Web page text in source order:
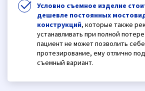
Условно съемное изделие
дешевле постоянных
конструкций, которые также
устанавливать при полной
пациент не может позволить
протезирование, ему отлично
съемный вариант.